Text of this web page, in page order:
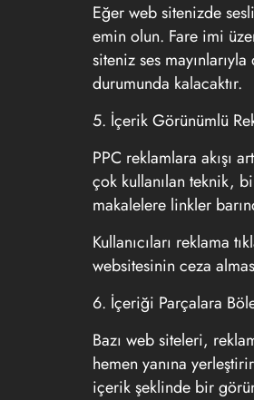
Eğer web sitenizde
emin olun. Fare imi
siteniz ses
durumunda kalacaktır.
5. İçerik Görünümlü
PPC reklamlara akışı
çok kullanılan teknik,
makalelere linkler
Kullanıcıları reklama
websitesinin ceza
6. İçeriği Parçalara
Bazı web siteleri,
hemen yanına
içerik şeklinde bir